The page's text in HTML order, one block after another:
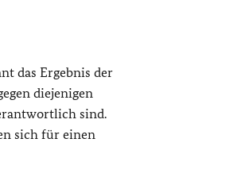
das Ergebnis der
diejenigen
sind.
sich für einen